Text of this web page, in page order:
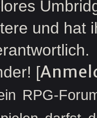
und hat
[
RPG-